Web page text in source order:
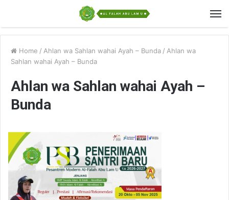
Home / Ahlan wa Sahlan wahai Ayah – Bunda / Ahlan wa
Sahlan wahai Ayah – Bunda
Ahlan wa Sahlan wahai Ayah –
Bunda